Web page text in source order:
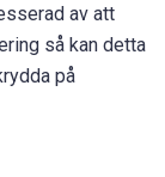
av att
så kan detta
på